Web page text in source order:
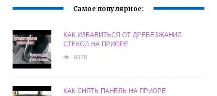
Самое популярное:
КАК ИЗБАВИТЬСЯ ОТ ДРЕБЕЗЖАНИЯ
СТЕКОЛ НА ПРИОРЕ
9378
КАК СНЯТЬ ПАНЕЛЬ НА ПРИОРЕ